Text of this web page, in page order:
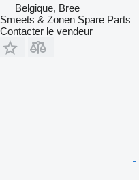
Belgique, Bree
Smeets & Zonen Spare Parts
Contacter le vendeur